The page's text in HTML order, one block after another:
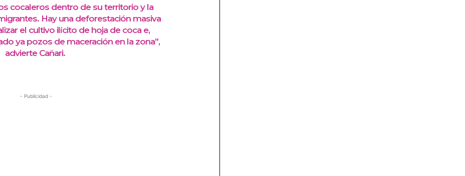
cocaleros dentro de su territorio y la
Hay una deforestación masiva
el cultivo ilícito de hoja de coca e,
ya pozos de maceración en la zona”,
advierte Cañari.
- Publicidad -